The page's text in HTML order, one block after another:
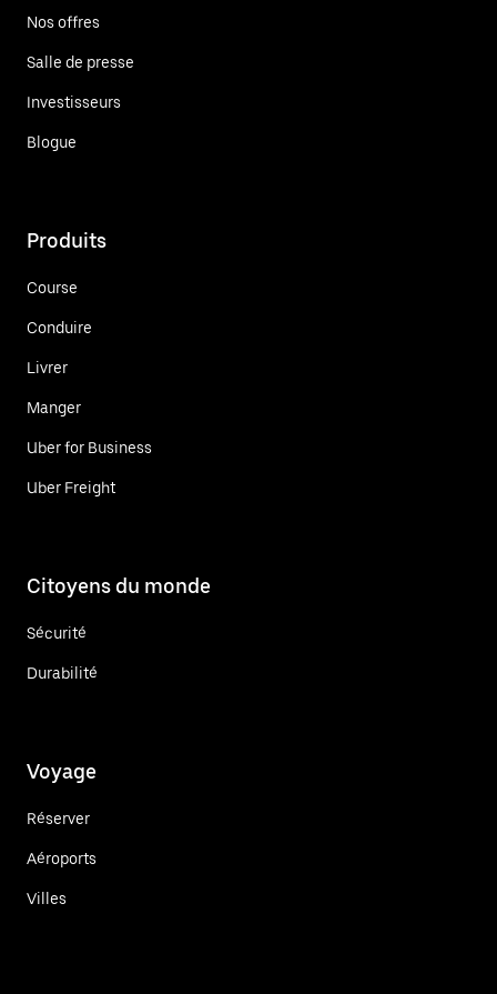
Nos offres
Salle de presse
Investisseurs
Blogue
Produits
Course
Conduire
Livrer
Manger
Uber for Business
Uber Freight
Citoyens du monde
Sécurité
Durabilité
Voyage
Réserver
Aéroports
Villes